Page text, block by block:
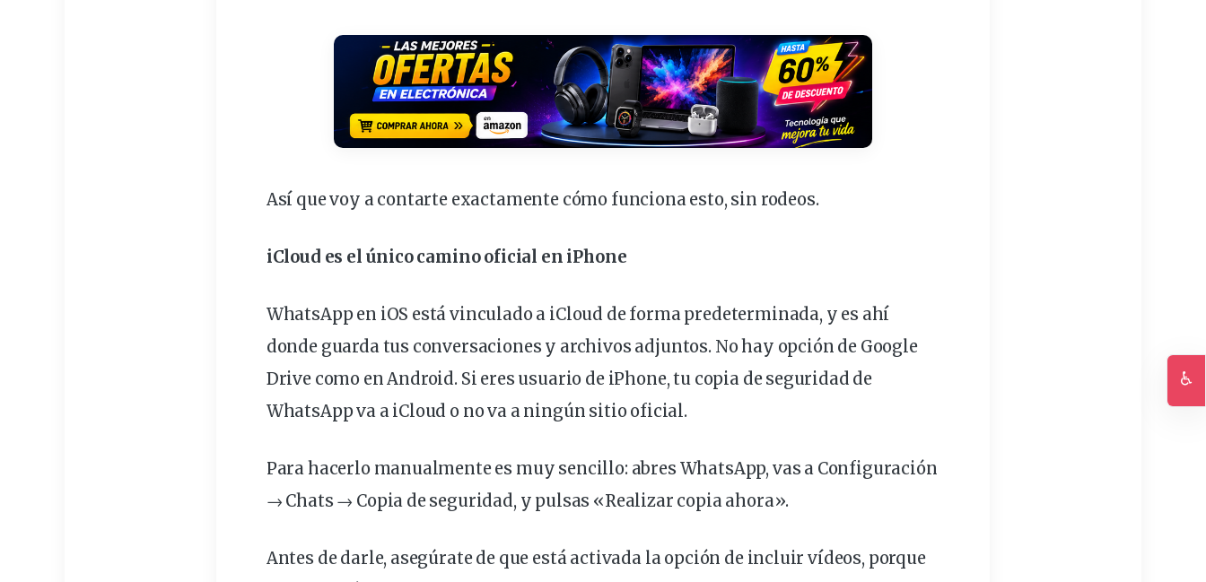
Así que voy a contarte exactamente cómo funciona esto, sin rodeos.
iCloud es el único caminooficial en iPhone
WhatsApp en iOS está vinculado a iCloud de forma predeterminada, y es ahí
donde guarda tus conversaciones y archivos adjuntos. No hay opción de Google
Drive como en Android. Si eres usuario de iPhone, tu copia de seguridad de
WhatsApp va a iCloud o no va a ningún sitio oficial.
Para hacerlo manualmente es muy sencillo: abres WhatsApp, vas a Configuración
→ Chats → Copia de seguridad, y pulsas «Realizar copia ahora».
Antes de darle, asegúrate de que está activada la opción de incluir vídeos, porque
♿